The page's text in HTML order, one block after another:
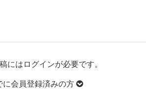
にはログインが必要です。
に会員登録済みの方